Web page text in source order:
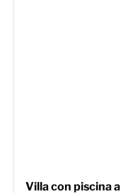
Villa con piscina